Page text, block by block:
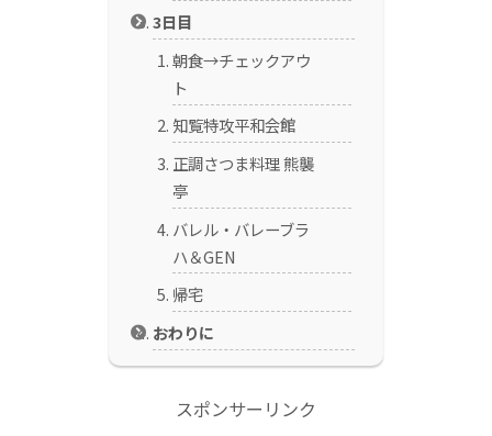
3日目
朝食→チェックアウ
ト
知覧特攻平和会館
正調さつま料理 熊襲
亭
バレル・バレーブラ
ハ＆GEN
帰宅
おわりに
スポンサーリンク